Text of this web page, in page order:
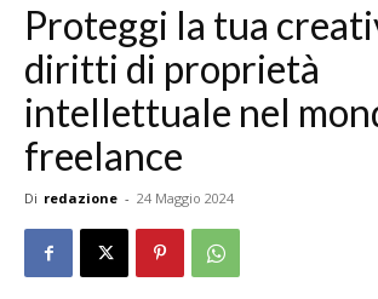
Proteggi la tua
diritti di proprietà
intellettuale nel
freelance
Di redazione - 24 Maggio 2024